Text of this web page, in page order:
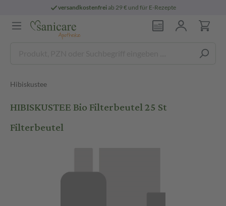
versandkostenfreiab 29 € und für E-Rezepte
Hibiskustee
HIBISKUSTEE Bio Filterbeutel 25 St
Filterbeutel